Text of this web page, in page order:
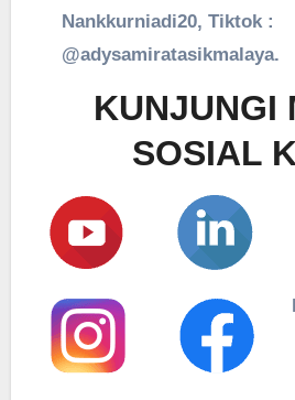
Nankkurniadi20, Tiktok :
@adysamiratasikmalaya.
KUNJUNGI
SOSIAL